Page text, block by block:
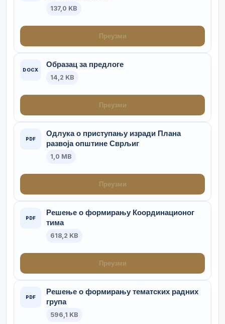
137,0 KB
Преузми
DOCX
Образац за предлоге
14,2 KB
Преузми
PDF
Одлука о приступању изради Плана
развоја општине Сврљиг
1,0 MB
Преузми
PDF
Решење о формирању Координационог
тима
618,2 KB
Преузми
PDF
Решење о формирању тематских радних
група
596,1 KB